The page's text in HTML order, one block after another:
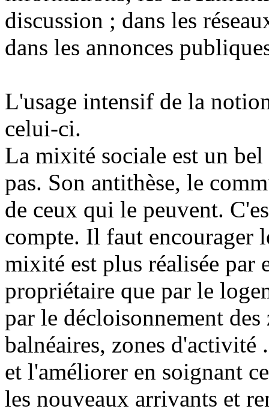
discussion ; dans les
dans les annonces
L'usage intensif de la
celui-ci.
La mixité sociale est un
pas. Son antithèse, le
de ceux qui le peuvent.
compte. Il faut encourager
mixité est plus réalisée par
propriétaire que par le
par le décloisonnement
balnéaires, zones
et l'améliorer en soignant
les nouveaux arrivants et